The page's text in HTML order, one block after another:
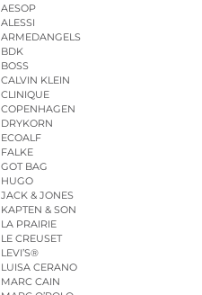
AESOP
ALESSI
ARMEDANGELS
BDK
BOSS
CALVIN KLEIN
CLINIQUE
COPENHAGEN
DRYKORN
ECOALF
FALKE
GOT BAG
HUGO
JACK & JONES
KAPTEN & SON
LA PRAIRIE
LE CREUSET
LEVI’S®
LUISA CERANO
MARC CAIN